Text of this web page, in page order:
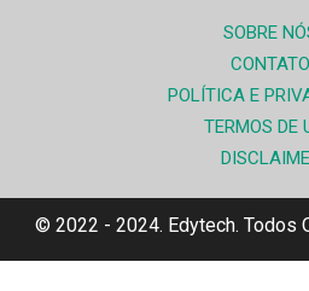
SOBRE
CONTATO
POLÍTICA E
TERMOS DE
© 2022 - 2024. Edytech. Todos